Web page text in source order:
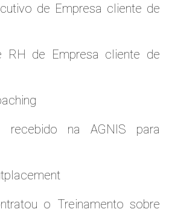
de Empresa cliente de
RH de Empresa cliente de
recebido na AGNIS para
o Treinamento sobre